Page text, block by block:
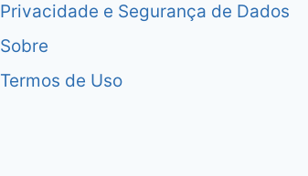
Privacidade e Segurança de Dados
Sobre
Termos de Uso